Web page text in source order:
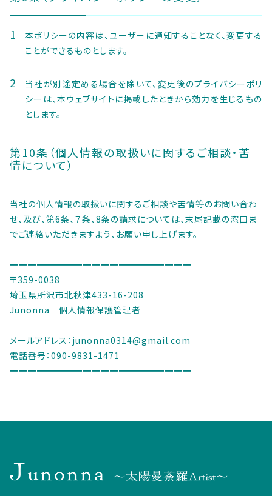
本ポリシーの内容は、ユーザーに通知することなく、変更する
ことができるものとします。
当社が別途定める場合を除いて、変更後のプライバシーポリ
シーは、本ウェブサイトに掲載したときから効力を生じるもの
とします。
第10条（個人情報の取扱いに関するご相談・苦
情について）
当社の個人情報の取扱いに関するご相談や苦情等のお問い合わ
せ、及び、第6条、７条、8条の請求については、末尾記載の窓口ま
でご連絡いただきますよう、お願い申し上げます。
━━━━━━━━━━━━━━━━━━━━
〒359-0038
埼玉県所沢市北秋津433-16-208
Junonna 個人情報保護管理者
メールアドレス：junonna0314@gmail.com
電話番号：090-9831-1471
━━━━━━━━━━━━━━━━━━━━